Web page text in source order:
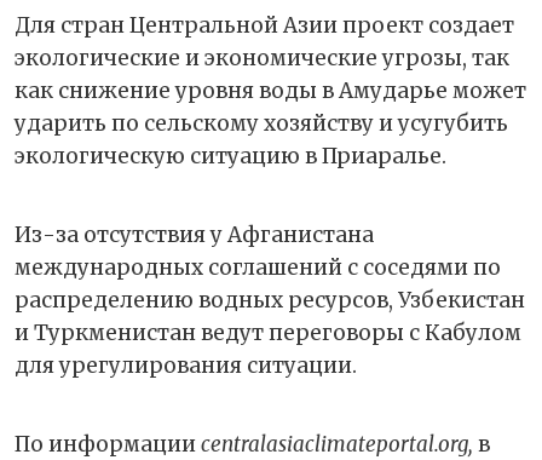
Для стран Центральной Азии проект создает
экологические и экономические угрозы, так
как снижение уровня воды в Амударье может
ударить по сельскому хозяйству и усугубить
экологическую ситуацию в Приаралье.
Из-за отсутствия у Афганистана
международных соглашений с соседями по
распределению водных ресурсов, Узбекистан
и Туркменистан ведут переговоры с Кабулом
для урегулирования ситуации.
По информацииcentralasiaclimateportal.org, в